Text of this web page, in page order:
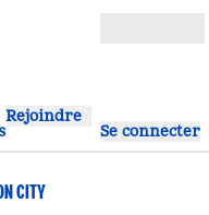
Rejoindre
Se connecter
CITY